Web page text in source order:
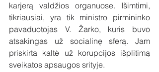
karjerą valdžios organuose. Išimtimi,
tikriausiai, yra tik ministro pirmininko
pavaduotojas V. Žarko, kuris buvo
atsakingas už socialinę sferą. Jam
priskirta kaltė už korupcijos išplitimą
sveikatos apsaugos srityje.